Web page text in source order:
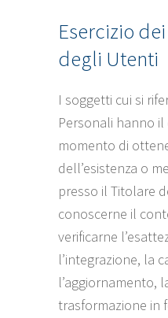
Esercizio
degli Utenti
I soggetti cui si
Personali hanno
momento di
dell’esistenza o
presso il Titolare
conoscerne il
verificarne
l’integrazione, la
l’aggiornamento,
trasformazione in